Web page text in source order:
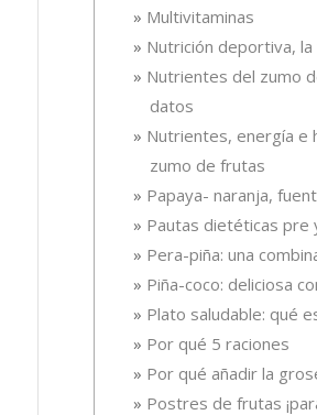
Multivitaminas
Nutrición deportiva,
Nutrientes del zumo
datos
Nutrientes, energía e
zumo de frutas
Papaya- naranja,
Pautas dietéticas pre
Pera-piña: una
Piña-coco: deliciosa
Plato saludable: qué
Por qué 5 raciones
Por qué añadir la
Postres de frutas